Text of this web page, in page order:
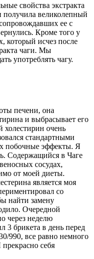
свойства экстракта
получила великолепный
ее с
Кроме того у
который исчез после
чаги. Мы
употреблять чагу.
печени, она
и выбрасывает его
холестирин очень
стандартными
побочные эффекты. Я
Содержащийся в Чаге
сосудах,
от моей диеты.
является моя
со
найти замену
Очередной
через неделю
3 брикета в день перед
990, все равно немного
себя